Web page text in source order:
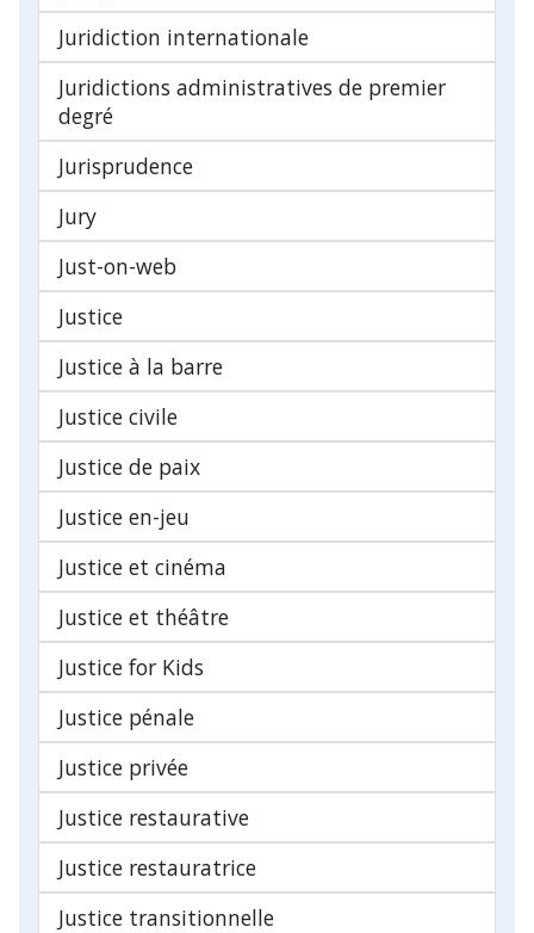
Juridiction internationale
Juridictions administratives de premier
degré
Jurisprudence
Jury
Just-on-web
Justice
Justice à la barre
Justice civile
Justice de paix
Justice en-jeu
Justice et cinéma
Justice et théâtre
Justice for Kids
Justice pénale
Justice privée
Justice restaurative
Justice restauratrice
Justice transitionnelle